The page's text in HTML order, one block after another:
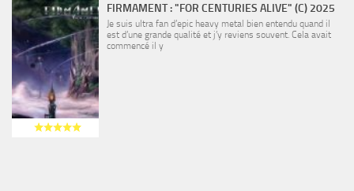
FIRMAMENT : "FOR CENTURIES ALIVE" (C) 2025
Je suis ultra fan d’epic heavy metal bien entendu quand il
est d’une grande qualité et j’y reviens souvent. Cela avait
commencé il y